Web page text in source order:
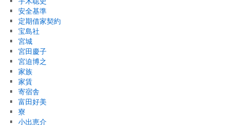
安全基準
定期借家契約
宝島社
宮城
宮田慶子
宮迫博之
家族
家賃
寄宿舎
富田好美
寮
小出恵介